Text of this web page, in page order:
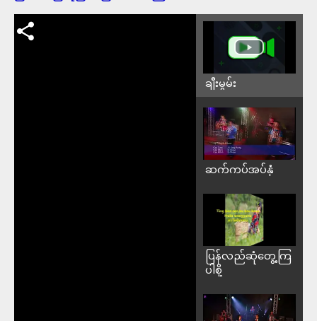
ချီးမွမ်း
ဆက်ကပ်အပ်နှံ
ပြန်လည်ဆုံတွေ့ကြ
ပါစို့